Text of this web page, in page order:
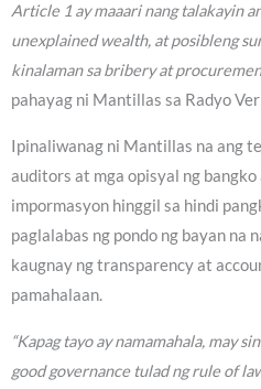
Article 1 ay maaari nang talakayin
unexplained wealth, at posibleng
kinalaman sa bribery at
pahayag ni Mantillas sa Radyo
Ipinaliwanag ni Mantillas na ang
auditors at mga opisyal ng
impormasyon hinggil sa hindi
paglalabas ng pondo ng bayan na
kaugnay ng transparency at
pamahalaan.
“Kapag tayo ay namamahala, may
good governance tulad ng rule of